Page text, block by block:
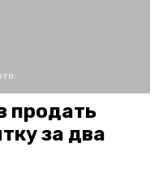
продать
за два